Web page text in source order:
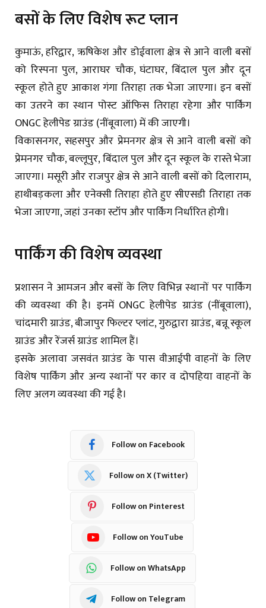
बसों के लिए विशेष रूट प्लान
कुमाऊं, हरिद्वार, ऋषिकेश और डोईवाला क्षेत्र से आने वाली बसों
को रिस्पना पुल, आराघर चौक, घंटाघर, बिंदाल पुल और दून
स्कूल होते हुए आकाश गंगा तिराहा तक भेजा जाएगा। इन बसों
का उतरने का स्थान पोस्ट ऑफिस तिराहा रहेगा और पार्किंग
ONGC हेलीपेड ग्राउंड (नींबूवाला) में की जाएगी।
विकासनगर, सहसपुर और प्रेमनगर क्षेत्र से आने वाली बसों को
प्रेमनगर चौक, बल्लूपुर, बिंदाल पुल और दून स्कूल के रास्ते भेजा
जाएगा। मसूरी और राजपुर क्षेत्र से आने वाली बसों को दिलाराम,
हाथीबड़कला और एनेक्सी तिराहा होते हुए सीएसडी तिराहा तक
भेजा जाएगा, जहां उनका स्टॉप और पार्किंग निर्धारित होगी।
पार्किंग की विशेष व्यवस्था
प्रशासन ने आमजन और बसों के लिए विभिन्न स्थानों पर पार्किंग
की व्यवस्था की है। इनमें ONGC हेलीपेड ग्राउंड (नींबूवाला),
चांदमारी ग्राउंड, बीजापुर फिल्टर प्लांट, गुरुद्वारा ग्राउंड, बन्नू स्कूल
ग्राउंड और रेंजर्स ग्राउंड शामिल हैं।
इसके अलावा जसवंत ग्राउंड के पास वीआईपी वाहनों के लिए
विशेष पार्किंग और अन्य स्थानों पर कार व दोपहिया वाहनों के
लिए अलग व्यवस्था की गई है।
Follow on Facebook
Follow on X (Twitter)
Follow on Pinterest
Follow on YouTube
Follow on WhatsApp
Follow on Telegram